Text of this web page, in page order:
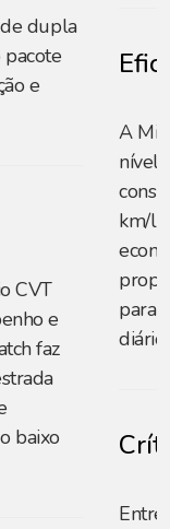
dupla
pacote
e
CVT
e
faz
baixo
A
nível
km/l
para
diário.
Entre